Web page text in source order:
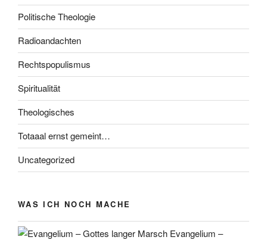
Politische Theologie
Radioandachten
Rechtspopulismus
Spiritualität
Theologisches
Totaaal ernst gemeint…
Uncategorized
WAS ICH NOCH MACHE
Evangelium –